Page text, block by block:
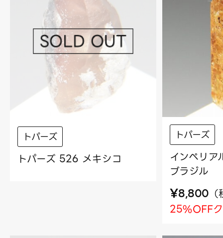
トパーズ
トパーズ 526 メキシコ
トパーズ
インペリ
ブラジル
¥8,800 （
25%OFF